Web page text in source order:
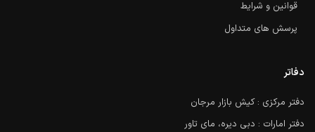
قوانین و شرایط
پرسش های متداول
دفاتر
دفتر مرکزی : کیش بازار مرجان
دفتر امارات : دبی دیره، مای تاور